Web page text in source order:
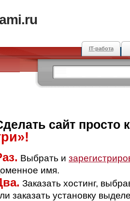
IT-работа
сайт просто
Выбрать и
имя.
Заказать хостинг,
заказать установку